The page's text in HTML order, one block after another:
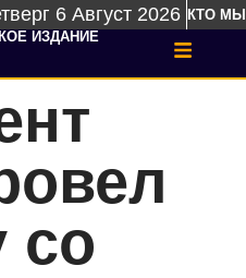
6 Август 2026 КТО МЫ
ИЗДАНИЕ
со